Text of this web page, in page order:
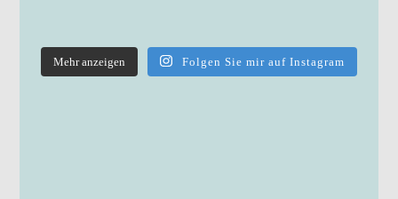
Mehr anzeigen Folgen Sie mir auf Instagram